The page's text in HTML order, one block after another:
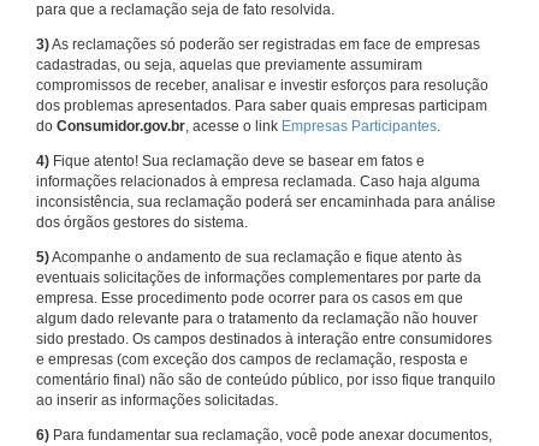
para que a reclamação seja de fato resolvida.
3)As reclamações só poderão ser registradas em face de empresas
cadastradas, ou seja, aquelas que previamente assumiram
compromissos de receber, analisar e investir esforços para resolução
dos problemas apresentados. Para saber quais empresas participam
do Consumidor.gov.br, acesse o link Empresas Participantes.
4) Fique atento! Sua reclamação deve se basear em fatos e
informações relacionados à empresa reclamada. Caso haja alguma
inconsistência, sua reclamação poderá ser encaminhada para análise
dos órgãos gestores do sistema.
5)Acompanhe o andamento de sua reclamação e fique atento às
eventuais solicitações de informações complementares por parte da
empresa. Esse procedimento pode ocorrer para os casos em que
algum dado relevante para o tratamento da reclamação não houver
sido prestado. Os campos destinados à interação entre consumidores
e empresas (com exceção dos campos de reclamação, resposta e
comentário final) não são de conteúdo público, por isso fique tranquilo
ao inserir as informações solicitadas.
6) Para fundamentar sua reclamação, você pode anexar documentos,